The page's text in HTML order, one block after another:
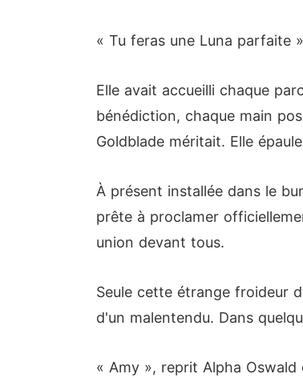
« Tu feras une Luna parfaite
Elle avait accueilli chaque
bénédiction, chaque main
Goldblade méritait. Elle
À présent installée dans le
prête à proclamer
union devant tous.
Seule cette étrange froideur
d'un malentendu. Dans
« Amy », reprit Alpha